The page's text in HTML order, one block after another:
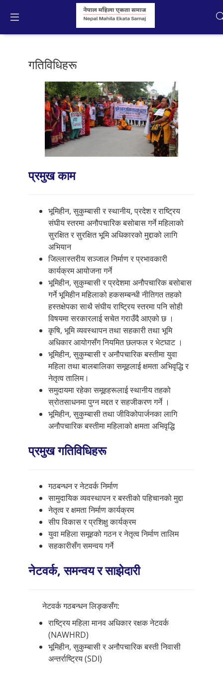
तस्बिर
गतिविधिहरू
प्रमुख काम
भूमिहीन, सुकुम्बासी र स्थानीय, प्रदेश र राष्ट्रिय
संघीय स्तरमा अनौपचारिक बसोबास गर्ने महिलाको
सुरक्षित र सुरक्षित भूमि अधिकारको मुद्दाको लागि
अभियान
जिल्लास्तरीय सञ्जाल निर्माण र प्रभावकारी
कार्यक्रम आयोजना गर्ने
भूमिहीन, सुकुम्बासी र प्रदेशमा अनौपचारिक बसोबास
गर्ने भूमिहीन महिलाको हकसम्बन्धी नीतिगत तहको
हस्तक्षेपका साथै संघीय राष्ट्रिय स्तरमा पनि सोही
विषयमा सरकारलाई सचेत गराउँदै आएको छ ।
कृषि, भूमि व्यवस्थापन तथा सहकारी तथा भूमि
अधिकार आयोगसँग नियमित छलफल र भेटघाट ।
भूमिहीन, सुकुम्बासी र अनौपचारिक बस्तीमा युवा
महिला तथा बालबालिका समूहलाई क्षमता अभिवृद्धि र
नेतृत्व तालिम।
समुदायमा रहेका समूहहरूलाई स्थानीय तहको
स्रोतसाधनमा पुग्न मद्दत र सहजीकरण गर्ने ।
भूमिहीन, सुकुम्बासी तथा जीविकोपार्जनका लागि
अनौपचारिक बस्तीमा महिलाको क्षमता अभिवृद्धि
प्रमुख गतिविधिहरू
गठबन्धन र नेटवर्क निर्माण
सामुदायिक व्यवस्थापन र बस्तीको पहिचानको मुद्दा
नेतृत्व र क्षमता निर्माण कार्यक्रम
सीप विकास र प्रशिक्षु कार्यक्रम
युवा महिला समूहको गठन र नेतृत्व निर्माण तालिम
सहकारीसँग समन्वय गर्ने
नेटवर्क, समन्वय र साझेदारी
नेटवर्क गठबन्धन लिङ्कसँग:
राष्ट्रिय महिला मानव अधिकार रक्षक नेटवर्क
(NAWHRD)
भूमिहीन, सुकुम्बासी र अनौपचारिक बस्ती निवासी
अन्तर्राष्ट्रिय (SDI)